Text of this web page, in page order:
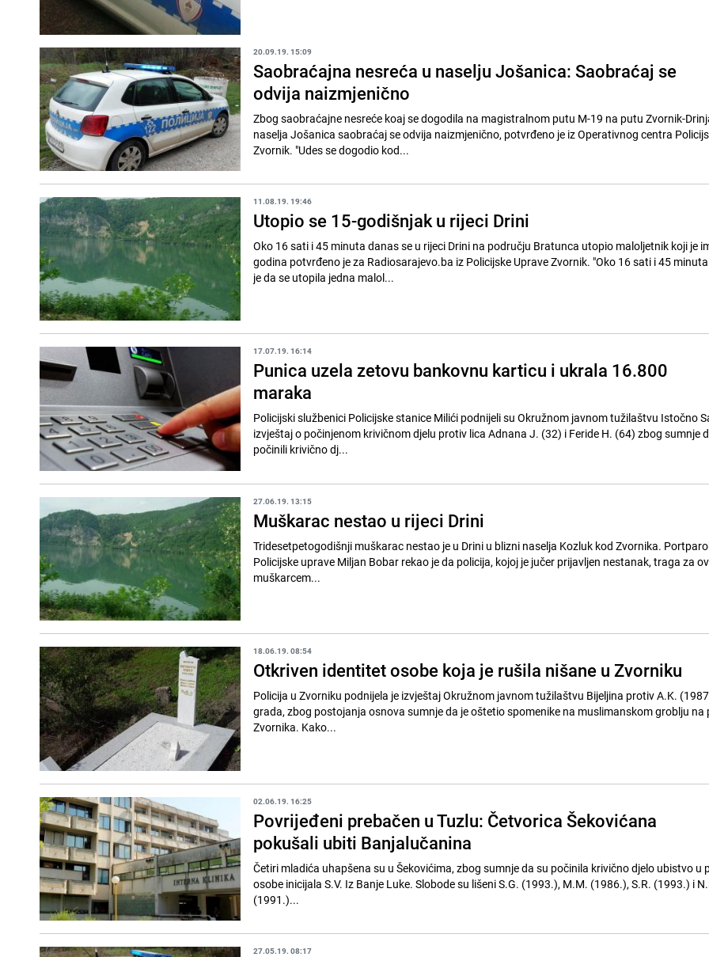
20.09.19. 15:09
Saobraćajna nesreća u naselju Jošanica: Saobraćaj se
odvija naizmjenično
Zbog saobraćajne nesreće koaj se dogodila na magistralnom putu M-19 na putu Zvornik-
naselja Jošanica saobraćaj se odvija naizmjenično, potvrđeno je iz Operativnog centra
Zvornik. "Udes se dogodio kod...
11.08.19. 19:46
Utopio se 15-godišnjak u rijeci Drini
Oko 16 sati i 45 minuta danas se u rijeci Drini na području Bratunca utopio maloljetnik koji je
godina potvrđeno je za Radiosarajevo.ba iz Policijske Uprave Zvornik. "Oko 16 sati i 45
je da se utopila jedna malol...
17.07.19. 16:14
Punica uzela zetovu bankovnu karticu i ukrala 16.800
maraka
Policijski službenici Policijske stanice Milići podnijeli su Okružnom javnom tužilaštvu Istočno
izvještaj o počinjenom krivičnom djelu protiv lica Adnana J. (32) i Feride H. (64) zbog sumnje
počinili krivično dj...
27.06.19. 13:15
Muškarac nestao u rijeci Drini
Tridesetpetogodišnji muškarac nestao je u Drini u blizni naselja Kozluk kod Zvornika.
Policijske uprave Miljan Bobar rekao je da policija, kojoj je jučer prijavljen nestanak, traga za
muškarcem...
18.06.19. 08:54
Otkriven identitet osobe koja je rušila nišane u Zvorniku
Policija u Zvorniku podnijela je izvještaj Okružnom javnom tužilaštvu Bijeljina protiv A.K.
grada, zbog postojanja osnova sumnje da je oštetio spomenike na muslimanskom groblju na
Zvornika. Kako...
02.06.19. 16:25
Povrijeđeni prebačen u Tuzlu: Četvorica Šekovićana
pokušali ubiti Banjalučanina
Četiri mladića uhapšena su u Šekovićima, zbog sumnje da su počinila krivično djelo ubistvo u
osobe inicijala S.V. Iz Banje Luke. Slobode su lišeni S.G. (1993.), M.M. (1986.), S.R. (1993.) i
(1991.)...
27.05.19. 08:17